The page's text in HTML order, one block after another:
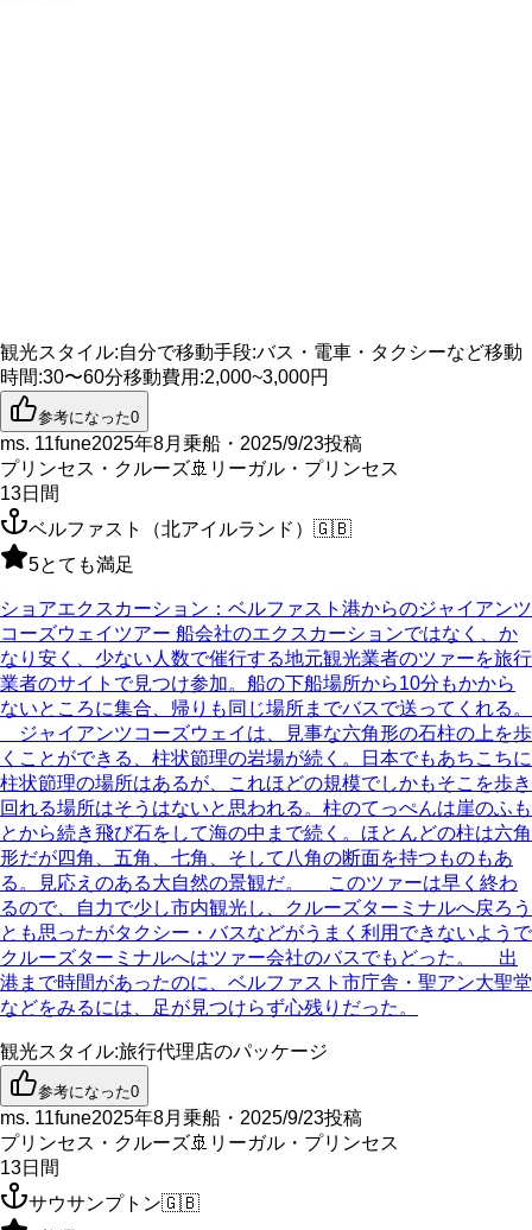
観光スタイル:自分で移動手段:バス・電車・タクシーなど移動
時間:30〜60分移動費用 :2,000~3,000円
参考になった0
ms. 11fune2025年8月乗船・2025/9/23投稿
プリンセス・クルーズ🚢 リーガル・プリンセス
13日間
ベルファスト（北アイルランド） 🇬🇧
5とても満足
ショアエクスカーション：ベルファスト港からのジャイアンツ
コーズウェイツアー 船会社のエクスカーションではなく、か
なり安く、少ない人数で催行する地元観光業者のツァーを旅行
業者のサイトで見つけ参加。船の下船場所から10分もかから
ないところに集合、帰りも同じ場所までバスで送ってくれる。
ジャイアンツコーズウェイは、見事な六角形の石柱の上を歩
くことができる、柱状節理の岩場が続く。日本でもあちこちに
柱状節理の場所はあるが、これほどの規模でしかもそこを歩き
回れる場所はそうはないと思われる。柱のてっぺんは崖のふも
とから続き飛び石をして海の中まで続く。ほとんどの柱は六角
形だが四角、五角、七角、そして八角の断面を持つものもあ
る。見応えのある大自然の景観だ。 このツァーは早く終わ
るので、自力で少し市内観光し、クルーズターミナルへ戻ろう
とも思ったがタクシー・バスなどがうまく利用できないようで
クルーズターミナルへはツァー会社のバスでもどった。 出
港まで時間があったのに、ベルファスト市庁舎・聖アン大聖堂
などをみるには、足が見つけらず心残りだった。
観光スタイル:旅行代理店のパッケージ
参考になった0
ms. 11fune2025年8月乗船・2025/9/23投稿
プリンセス・クルーズ🚢 リーガル・プリンセス
13日間
サウサンプトン🇬🇧